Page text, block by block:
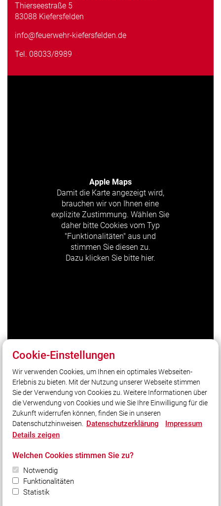
Thierseestraße 5
83088 Kiefersfelden
info@feuerwehr-kiefersfelden.de
Tel. 08033/8989
Apple Maps
Damit die Karte angezeigt wird,
brauchen wir von Ihnen eine
explizite Zustimmung. Wählen Sie
daher bitte Cookies vom Typ
"Funktionalitäten" aus und
stimmen Sie diesen zu.
Dazu klicken Sie bitte hier.
Unser Leitsatz
Unsere Freizeit für Ihre Sicherheit.
Social Media
Bleiben Sie mit uns in Kontakt und vernetzen Sie sich
mit uns!
Cookie-Einstellungen
Wir verwenden Cookies, um Ihnen ein optimales Webseiten-
Erlebnis zu bieten. Mit der Nutzung unserer Webseite stimmen
Sie der Verwendung von Cookies zu. Weitere Informationen über
die Verwendung von Cookies und wie Sie Ihre Einwilligung für die
Zukunft widerrufen können, finden Sie in unseren
Datenschutzhinweisen. Datenschutzerklärung
Impressum
Details zeigen
Welchen Cookies stimmen Sie zu?
Notwendig
Funktionalitäten
Statistik